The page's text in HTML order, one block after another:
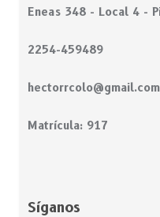
Eneas 348 - Local 4 -
2254-459489
hectorrcolo@gmail.com
Matrícula: 917
Síganos